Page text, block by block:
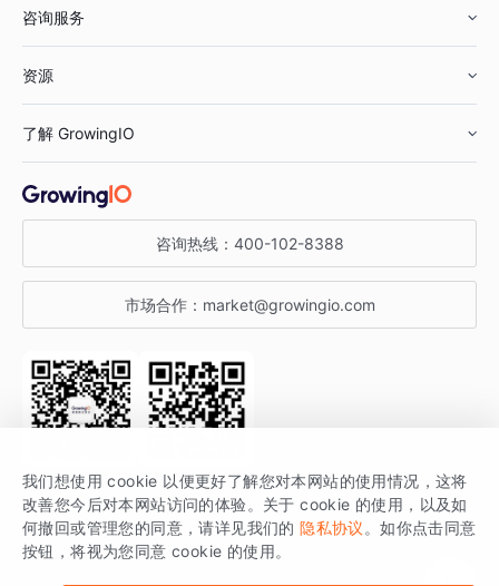
鞋服行业
汽车行业
金融行业
智能运营
获客分析
咨询服务
资源
增长公开课
增长博客
开发者文档
SDK 文档
场景指南
了解 GrowingIO
关于 GrowingIO
增长大会
行业活动
咨询热线： 400-102-8388
市场合作： market@growingio.com
关注公众号 获取更多干货
GrowingIO 是专注于数据智能分析与增长的品牌，核心平台为 GrowingIO
分析云。
我们想使用 cookie 以便更好了解您对本网站的使用情况，这将
改善您今后对本网站访问的体验。关于 cookie 的使用，以及如
何撤回或管理您的同意，请详见我们的 隐私协议 。如你点击同意
按钮，将视为您同意 cookie 的使用。